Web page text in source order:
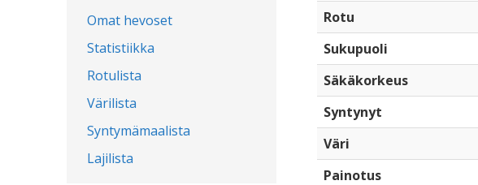
Omat hevoset
Statistiikka
Rotulista
Värilista
Syntymämaalista
Lajilista
Rotu
Sukupuoli
Säkäkorkeus
Syntynyt
Väri
Painotus